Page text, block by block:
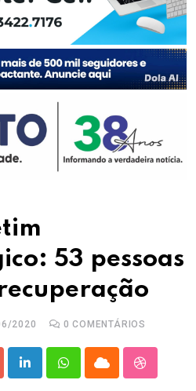
53 pessoas
2020 0 COMENTÁRIOS
LinkedInWhatsappCloud